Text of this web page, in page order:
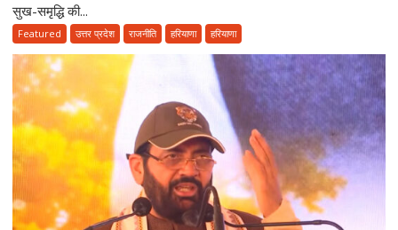
लंबे
कार्यकाल
खुशहाली
लिए
हरकी
सुख-समृद्धि की...
Featured उत्तर प्रदेश राजनीति हरियाणा हरियाणा